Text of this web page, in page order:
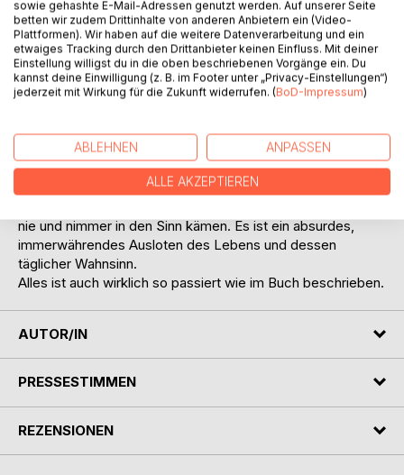
zu werden.
Die lange Reise als professioneller Musiker im
Showbusiness bescherte ihm eine Reihe von
überraschenden und teilweise denkwürdigen Augenblicken.
Als »Musik-Hure« spielt man für Geld einfach alles, jede
Musikerlebens in ungeheuerliche Situationen, die manchmal
so haarsträubend sind, dass man glauben könnte, Quentin
Tarantino stehe um die Ecke und führe Regie -
zugegebenermaßen verlief alles etwas unblutiger.
nie und nimmer in den Sinn kämen. Es ist ein absurdes,
immerwährendes Ausloten des Lebens und dessen
täglicher Wahnsinn.
Alles ist auch wirklich so passiert wie im Buch beschrieben.
AUTOR/IN
PRESSESTIMMEN
REZENSIONEN
sowie gehashte E-Mail-Adressen genutzt werden. Auf unserer Seite
betten wir zudem Drittinhalte von anderen Anbietern ein (Video-
Plattformen). Wir haben auf die weitere Datenverarbeitung und ein
etwaiges Tracking durch den Drittanbieter keinen Einfluss. Mit deiner
Einstellung willigst du in die oben beschriebenen Vorgänge ein. Du
kannst deine Einwilligung (z. B. im Footer unter „Privacy-Einstellungen“)
jederzeit mit Wirkung für die Zukunft widerrufen. (BoD-Impressum)
ABLEHNEN ANPASSEN
ALLE AKZEPTIEREN